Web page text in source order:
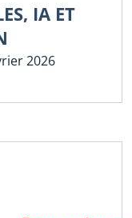
IA ET
2026